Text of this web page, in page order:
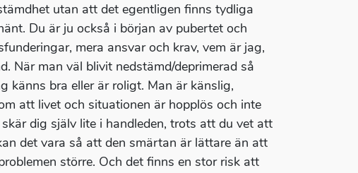
utan att det egentligen finns tydliga
Du är ju också i början av pubertet och
mera ansvar och krav, vem är jag,
När man väl blivit nedstämd/deprimerad så
känns bra eller är roligt. Man är känslig,
att livet och situationen är hopplös och inte
dig själv lite i handleden, trots att du vet att
det vara så att den smärtan är lättare än att
större. Och det finns en stor risk att